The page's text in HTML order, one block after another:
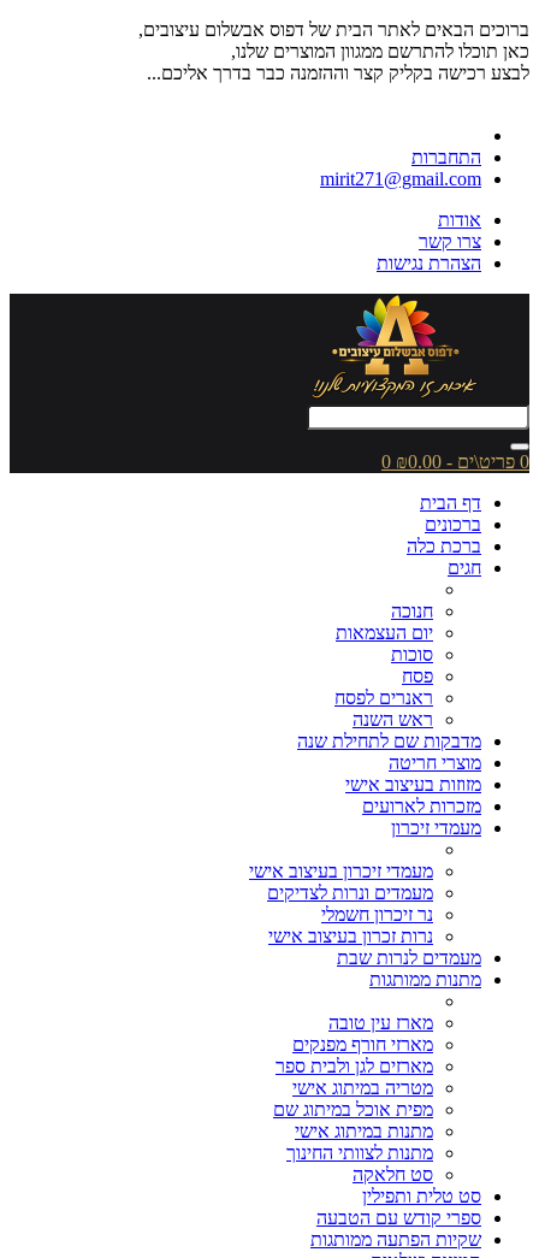
ברוכים הבאים לאתר הבית של דפוס אבשלום עיצובים,
כאן תוכלו להתרשם ממגוון המוצרים שלנו,
לבצע רכישה בקליק קצר וההזמנה כבר בדרך אליכם...
התחברות
mirit271@gmail.com
אודות
צרו קשר
הצהרת נגישות
0 פריט\ים - ₪0.00
0
דף הבית
ברכונים
ברכת כלה
חגים
חנוכה
יום העצמאות
סוכות
פסח
ראנרים לפסח
ראש השנה
מדבקות שם לתחילת שנה
מוצרי חריטה
מזוזות בעיצוב אישי
מזכרות לארועים
מעמדי זיכרון
מעמדי זיכרון בעיצוב אישי
מעמדים ונרות לצדיקים
נר זיכרון חשמלי
נרות זכרון בעיצוב אישי
מעמדים לנרות שבת
מתנות ממותגות
מארז עין טובה
מארזי חורף מפנקים
מארזים לגן ולבית ספר
מטריה במיתוג אישי
מפית אוכל במיתוג שם
מתנות במיתוג אישי
מתנות לצוותי החינוך
סט חלאקה
סט טלית ותפילין
ספרי קודש עם הטבעה
שקיות הפתעה ממותגות